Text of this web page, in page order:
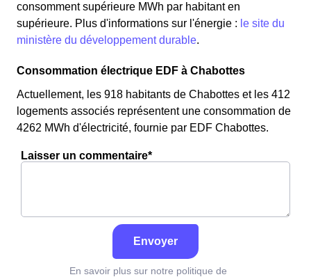
consomment supérieure MWh par habitant en
supérieure. Plus d'informations sur l'énergie : le site du
ministère du développement durable.
Consommation électrique EDF à Chabottes
Actuellement, les 918 habitants de Chabottes et les 412
logements associés représentent une consommation de
4262 MWh d'électricité, fournie par EDF Chabottes.
Laisser un commentaire*
Envoyer
En savoir plus sur notre politique de